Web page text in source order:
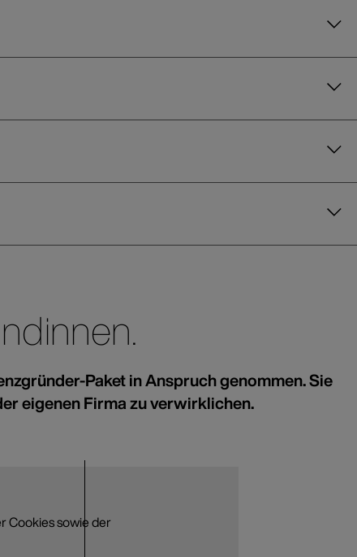
Paket in Anspruch genommen. Sie
eigenen Firma zu verwirklichen.
Cookies sowie der